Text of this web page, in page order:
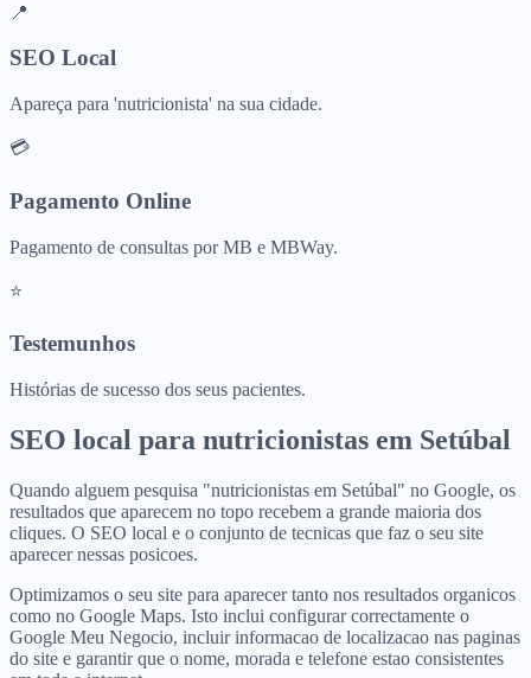
📍
SEO Local
Apareça para 'nutricionista' na sua cidade.
💳
Pagamento Online
Pagamento de consultas por MB e MBWay.
⭐
Testemunhos
Histórias de sucesso dos seus pacientes.
SEO local para nutricionistas em Setúbal
Quando alguem pesquisa "nutricionistas em Setúbal" no Google, os
resultados que aparecem no topo recebem a grande maioria dos
cliques. O SEO local e o conjunto de tecnicas que faz o seu site
aparecer nessas posicoes.
Optimizamos o seu site para aparecer tanto nos resultados organicos
como no Google Maps. Isto inclui configurar correctamente o
Google Meu Negocio, incluir informacao de localizacao nas paginas
do site e garantir que o nome, morada e telefone estao consistentes